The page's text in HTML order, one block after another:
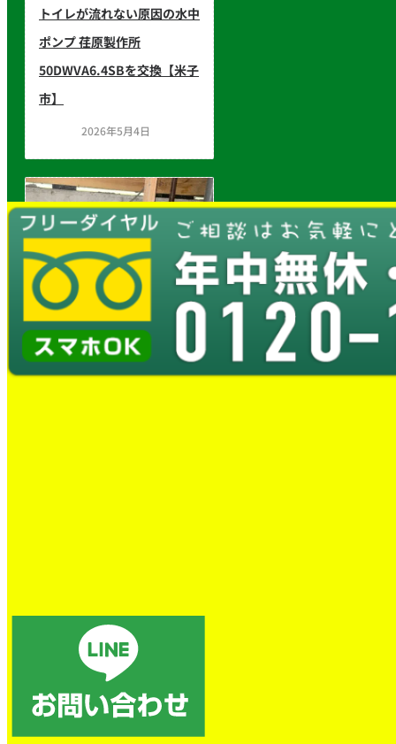
トイレが流れない原因の水中
ポンプ 荏原製作所
50DWVA6.4SBを交換【米子
市】
2026年5月4日
台所の排水管修繕工事もおま
かせ下さい【奥出雲町】
行されました
2026年2月19日
もっと表示する